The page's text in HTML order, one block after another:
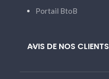
Portail BtoB
AVIS DE NOS CLIENTS